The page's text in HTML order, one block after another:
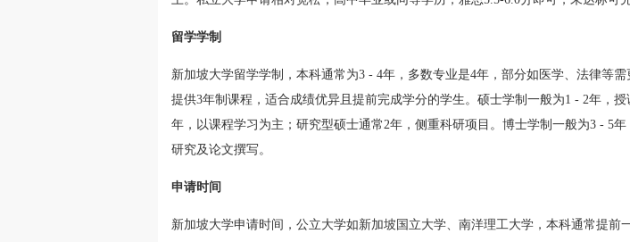
留学学制
新加坡大学留学学制，本科通常为3 - 4年，多数专业是4年，部分如医学、法律等
提供3年制课程，适合成绩优异且提前完成学分的学生。硕士学制一般为1 - 2年，
年，以课程学习为主；研究型硕士通常2年，侧重科研项目。博士学制一般为3 - 5年
研究及论文撰写。
申请时间
新加坡大学申请时间，公立大学如新加坡国立大学、南洋理工大学，本科通常提前